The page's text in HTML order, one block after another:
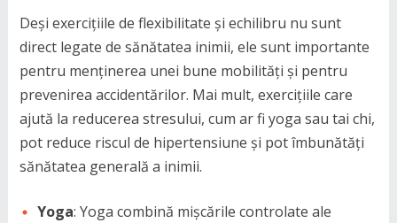
Deși exercițiile de flexibilitate și echilibru nu sunt
direct legate de sănătatea inimii, ele sunt importante
pentru menținerea unei bune mobilități și pentru
prevenirea accidentărilor. Mai mult, exercițiile care
ajută la reducerea stresului, cum ar fi yoga sau tai chi,
pot reduce riscul de hipertensiune și pot îmbunătăți
sănătatea generală a inimii.
Yoga: Yoga combină mișcările controlate ale